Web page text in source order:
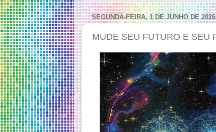
SEGUNDA-FEIRA, 1 DE JUNHO DE 2026
MUDE SEU FUTURO E SEU